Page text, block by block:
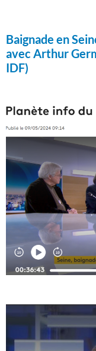
Baignade en
avec Arthur
IDF)